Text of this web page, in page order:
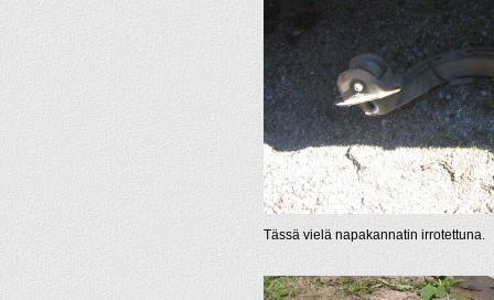
Tässä vielä napakannatin irrotettuna.